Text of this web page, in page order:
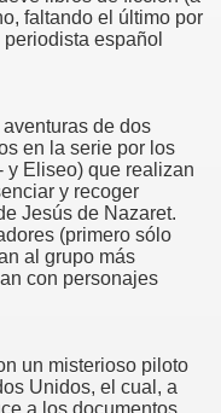
faltando el último por
español
de dos
en la serie por los
y Eliseo) que realizan
y recoger
Jesús de Nazaret.
(primero sólo
al grupo más
con personajes
un misterioso piloto
Unidos, el cual, a
a los documentos